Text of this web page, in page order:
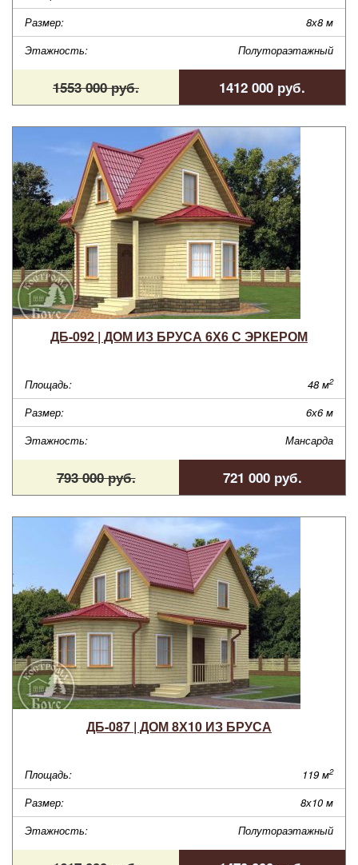
Размер:
8х8 м
Этажность:
Полутораэтажный
1553 000 руб. 1412 000 руб.
ДБ-092 | ДОМ ИЗ БРУСА 6Х6 С ЭРКЕРОМ
Площадь: 48 м2
Размер:
6х6 м
Этажность:
Мансарда
793 000 руб. 721 000 руб.
ДБ-087 | ДОМ 8Х10 ИЗ БРУСА
Площадь: 119 м2
Размер:
8х10 м
Этажность:
Полутораэтажный